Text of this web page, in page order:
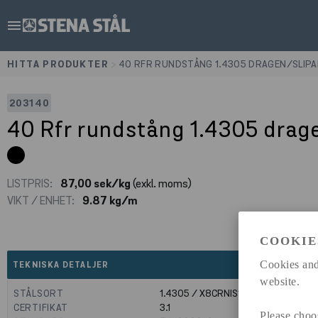
Cookies
website.
Please
menu
HITTA PRODUKTER 40 RFR RUNDSTÅNG 1.4305 DRAGEN/
203140
40 Rfr rundstång 1.4305
LISTPRIS: 87,00 sek/kg(exkl. moms)
VIKT / ENHET:
9.87 kg/m
TEKNISKA DETALJER expand_less
STÅLSORT
1.4305 / X8CRNIS18-9
CERTIFIKAT
3.1